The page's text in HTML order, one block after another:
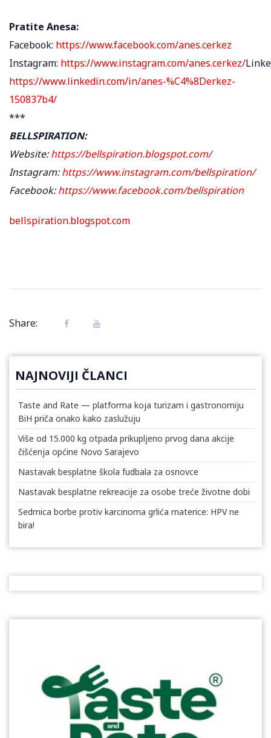
Pratite Anesa:
Facebook: https://www.facebook.com/anes.cerkez
Instagram: https://www.instagram.com/anes.cerkez/
https://www.linkedin.com/in/anes-%C4%8Derkez-
150837b4/
***
BELLSPIRATION:
Website:https://bellspiration.blogspot.com/
Instagram:https://www.instagram.com/bellspiration/
Facebook:https://www.facebook.com/bellspiration
bellspiration.blogspot.com
Share:
NAJNOVIJI ČLANCI
Taste and Rate — platforma koja turizam i gastronomiju
BiH priča onako kako zaslužuju
Više od 15.000 kg otpada prikupljeno prvog dana akcije
čišćenja općine Novo Sarajevo
Nastavak besplatne škola fudbala za osnovce
Nastavak besplatne rekreacije za osobe treće životne dobi
Sedmica borbe protiv karcinoma grlića materice: HPV ne
bira!